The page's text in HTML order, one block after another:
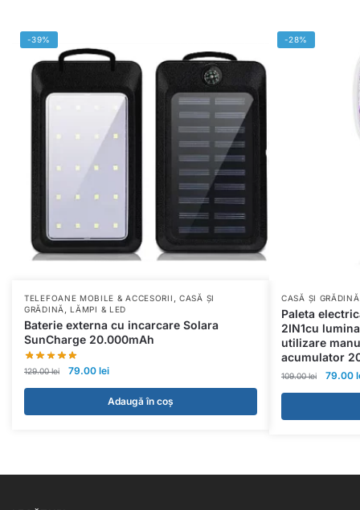
-39%
TELEFOANE MOBILE & ACCESORII ,CASĂ ȘI
GRĂDINĂ
,LĂMPI & LED
Baterie externa cu incarcare Solara
SunCharge 20.000mAh
129.00lei 79.00 lei
Adaugă în coș
-28%
CASĂ ȘI GRĂDINĂ
Paleta
2IN1cu
utilizare
acumulator
109.00lei 79.00